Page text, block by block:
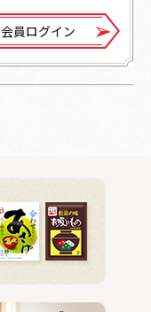
会員ログイン